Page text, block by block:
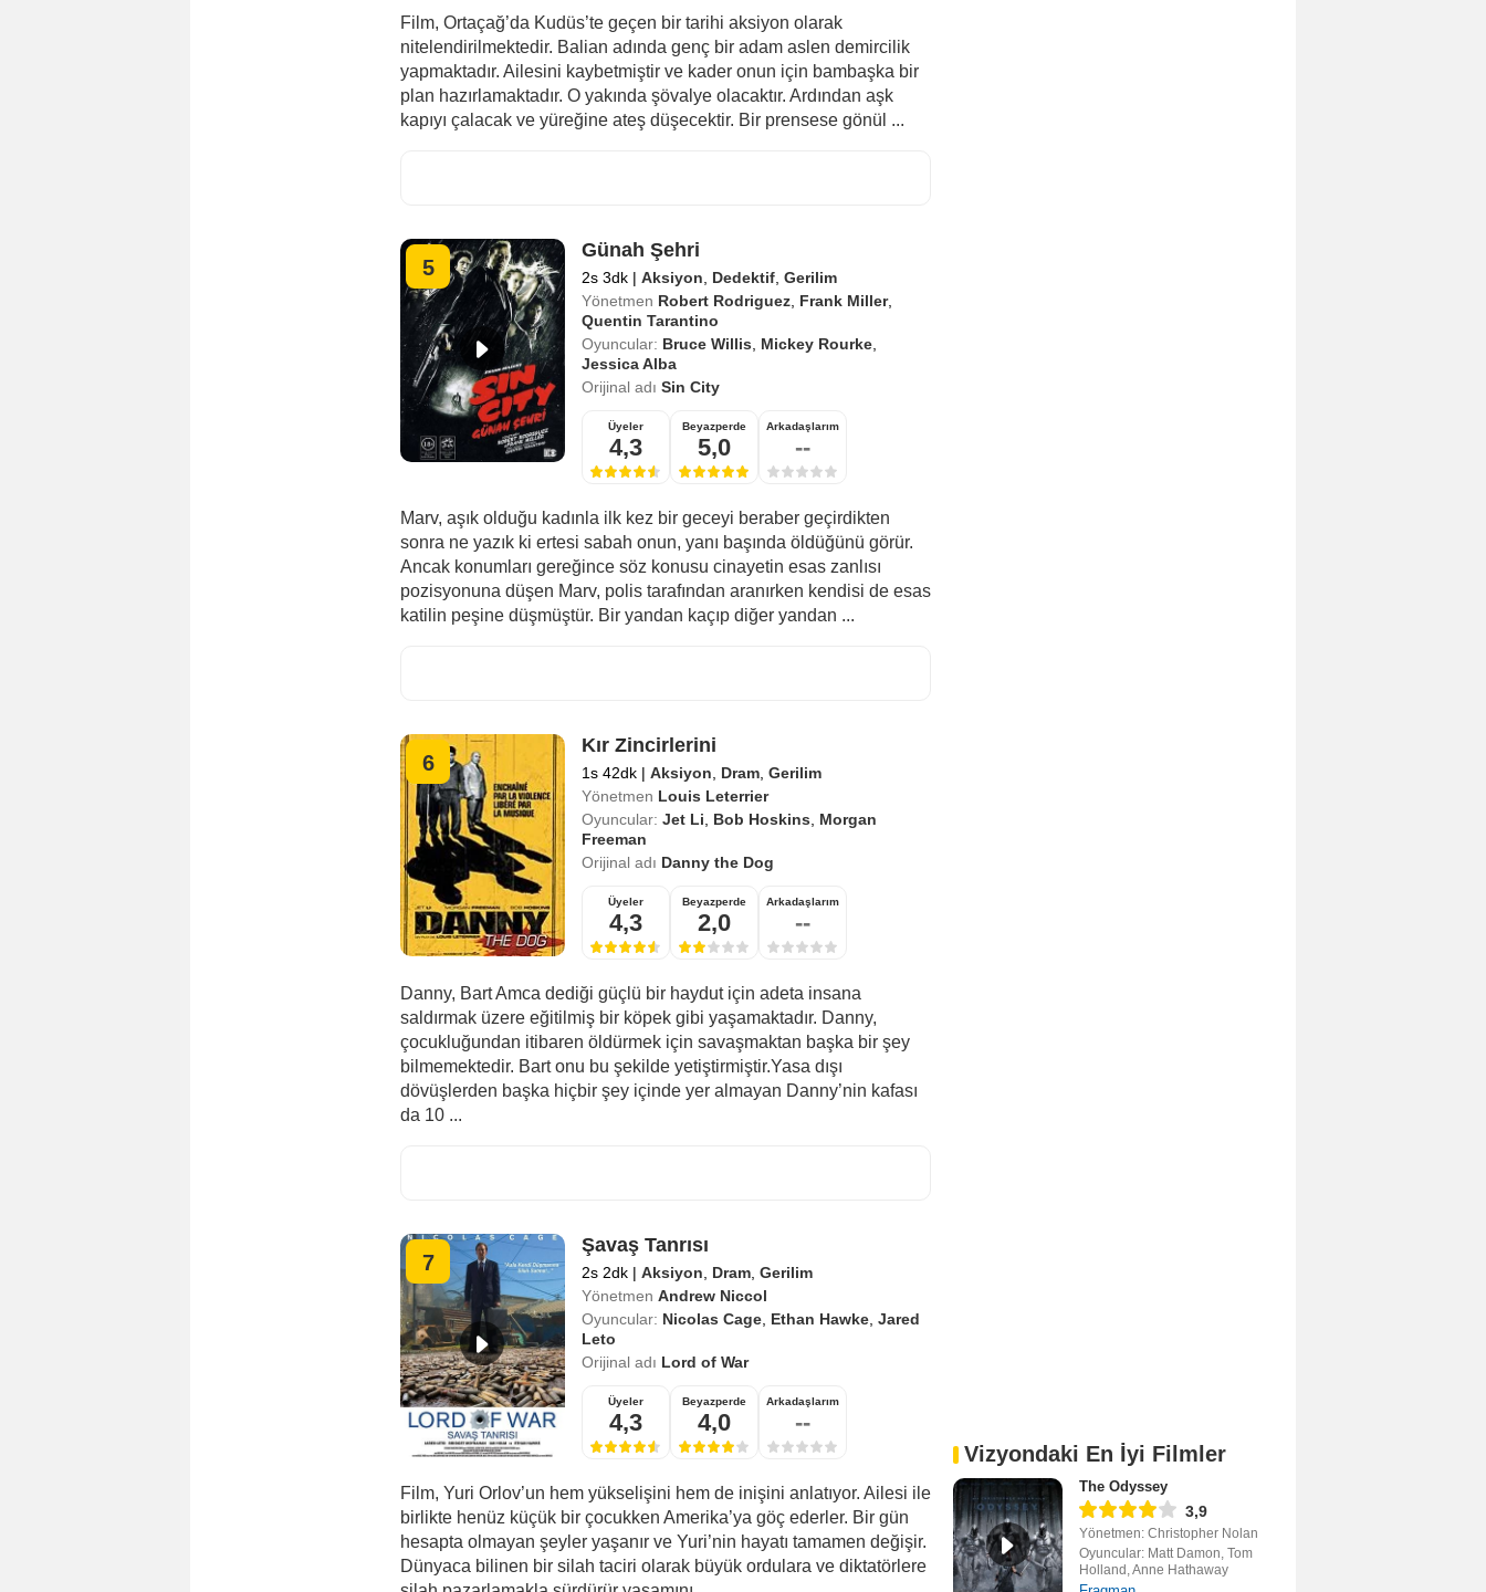
Film, Ortaçağ’da Kudüs’te geçen bir tarihi aksiyon olarak
nitelendirilmektedir. Balian adında genç bir adam aslen demircilik
yapmaktadır. Ailesini kaybetmiştir ve kader onun için bambaşka bir
plan hazırlamaktadır. O yakında şövalye olacaktır. Ardından aşk
kapıyı çalacak ve yüreğine ateş düşecektir. Bir prensese gönül ...
5
Günah Şehri
2s 3dk | Aksiyon Dedektif, Gerilim
Yönetmen Robert Rodriguez, Frank Miller,
Quentin Tarantino
Oyuncular: Bruce Willis Mickey Rourke,
Jessica Alba
Orijinal adı Sin City
Üyeler
4,3
Beyazperde
5,0
Arkadaşlarım
--
Marv, aşık olduğu kadınla ilk kez bir geceyi beraber geçirdikten
sonra ne yazık ki ertesi sabah onun, yanı başında öldüğünü görür.
Ancak konumları gereğince söz konusu cinayetin esas zanlısı
pozisyonuna düşen Marv, polis tarafından aranırken kendisi de esas
katilin peşine düşmüştür. Bir yandan kaçıp diğer yandan ...
6
Kır Zincirlerini
1s 42dk | Aksiyon Dram, Gerilim
Yönetmen Louis Leterrier
Oyuncular: Jet Li Bob Hoskins
Morgan
Freeman
Orijinal adı Danny the Dog
Üyeler
4,3
Beyazperde
2,0
Arkadaşlarım
--
Danny, Bart Amca dediği güçlü bir haydut için adeta insana
saldırmak üzere eğitilmiş bir köpek gibi yaşamaktadır. Danny,
çocukluğundan itibaren öldürmek için savaşmaktan başka bir şey
bilmemektedir. Bart onu bu şekilde yetiştirmiştir.Yasa dışı
dövüşlerden başka hiçbir şey içinde yer almayan Danny’nin kafası
da 10 ...
7
Şavaş Tanrısı
2s 2dk | Aksiyon Dram, Gerilim
Yönetmen Andrew Niccol
Oyuncular: Nicolas Cage, Ethan Hawke, Jared
Leto
Orijinal adı Lord of War
Üyeler
4,3
Beyazperde
4,0
Arkadaşlarım
--
Film, Yuri Orlov’un hem yükselişini hem de inişini anlatıyor. Ailesi ile
birlikte henüz küçük bir çocukken Amerika’ya göç ederler. Bir gün
hesapta olmayan şeyler yaşanır ve Yuri’nin hayatı tamamen değişir.
Dünyaca bilinen bir silah taciri olarak büyük ordulara ve diktatörlere
Vizyondaki En İyi Filmler
The Odyssey
3,9
Yönetmen: Christopher Nolan
Oyuncular: Matt Damon, Tom
Holland, Anne Hathaway